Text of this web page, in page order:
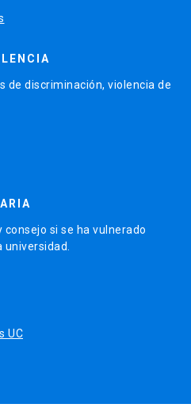
de discriminación, violencia de
si se ha vulnerado
UC